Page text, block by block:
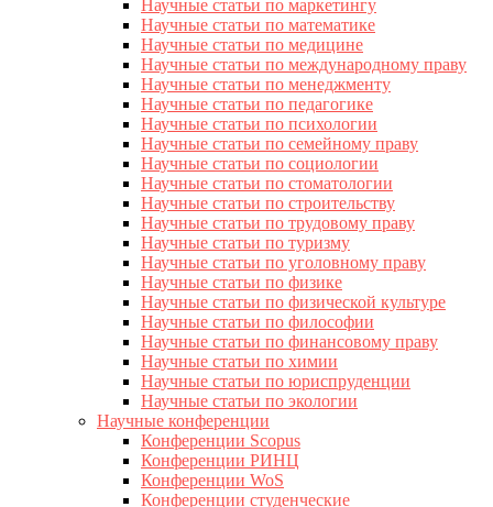
Научные статьи по маркетингу
Научные статьи по математике
Научные статьи по медицине
Научные статьи по международному праву
Научные статьи по менеджменту
Научные статьи по педагогике
Научные статьи по психологии
Научные статьи по семейному праву
Научные статьи по социологии
Научные статьи по стоматологии
Научные статьи по строительству
Научные статьи по трудовому праву
Научные статьи по туризму
Научные статьи по уголовному праву
Научные статьи по физике
Научные статьи по физической культуре
Научные статьи по философии
Научные статьи по финансовому праву
Научные статьи по химии
Научные статьи по юриспруденции
Научные статьи по экологии
Научные конференции
Конференции Scopus
Конференции РИНЦ
Конференции WoS
Конференции студенческие